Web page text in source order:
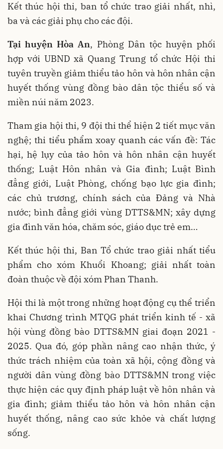
Kết thúc hội thi, ban tổ chức trao giải nhất, nhì,
ba và các giải phụ cho các đội.
Tại huyện Hòa An, Phòng Dân tộc huyện phối
hợp với UBND xã Quang Trung tổ chức Hội thi
tuyên truyền giảm thiểu tảo hôn và hôn nhân cận
huyết thống vùng đồng bào dân tộc thiểu số và
miền núi năm 2023.
Tham gia hội thi, 9 đội thi thể hiện 2 tiết mục văn
nghệ; thi tiểu phẩm xoay quanh các vấn đề: Tác
hại, hệ lụy của tảo hôn và hôn nhân cận huyết
thống; Luật Hôn nhân và Gia đình; Luật Bình
đẳng giới, Luật Phòng, chống bạo lực gia đình;
các chủ trương, chính sách của Đảng và Nhà
nước; bình đẳng giới vùng DTTS&MN; xây dựng
gia đình văn hóa, chăm sóc, giáo dục trẻ em…
Kết thúc hội thi, Ban Tổ chức trao giải nhất tiểu
phẩm cho xóm Khuổi Khoang; giải nhất toàn
đoàn thuộc về đội xóm Phan Thanh.
Hội thi là một trong những hoạt động cụ thể triển
khai Chương trình MTQG phát triển kinh tế - xã
hội vùng đồng bào DTTS&MN giai đoạn 2021 -
2025. Qua đó, góp phần nâng cao nhận thức, ý
thức trách nhiệm của toàn xã hội, cộng đồng và
người dân vùng đồng bào DTTS&MN trong việc
thực hiện các quy định pháp luật về hôn nhân và
gia đình; giảm thiểu tảo hôn và hôn nhân cận
huyết thống, nâng cao sức khỏe và chất lượng
sống.